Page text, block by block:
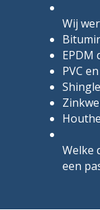
Wij
EPDM
PVC
Welke
een